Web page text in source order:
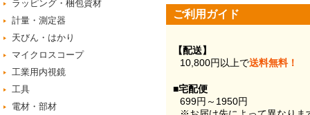
ラッピング・梱包資材
計量・測定器
天びん・はかり
マイクロスコープ
工業用内視鏡
工具
電材・部材
ご利用ガイド
【配送】
10,800円以上で送料無料！
■宅配便
699円～1950円